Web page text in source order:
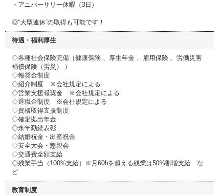
・アニバーサリー休暇（3日）
◎“大型連休”の取得も可能です！
待遇・福利厚生
◇各種社会保険完備（健康保険 、厚生年金 、雇用保険 、労働災害
補償保険（労災） ）
◇報奨金制度
◇紹介制度 ※会社規定による
◇営業支援報奨金 ※会社規定による
◇退職金制度 ※会社規定による
◇資格取得支援制度
◇確定拠出年金
◇永年勤続表彰
◇結婚祝金・出産祝金
◇安全大会・懇親会
◇交通費全額支給
◇残業手当（100%支給）※月60hを超える残業は50%割増支給 な
ど
教育制度